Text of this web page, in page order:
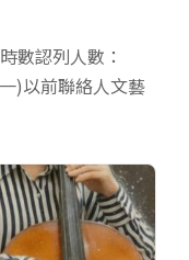
數認列人數：
)以前聯絡人文藝